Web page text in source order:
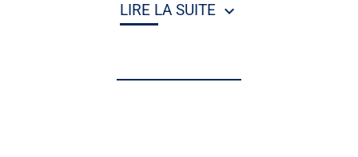
Prochain Trophée des Quillards de sport les 11 et
Podium (classement général en temps compensé
LIRE LA SUITE